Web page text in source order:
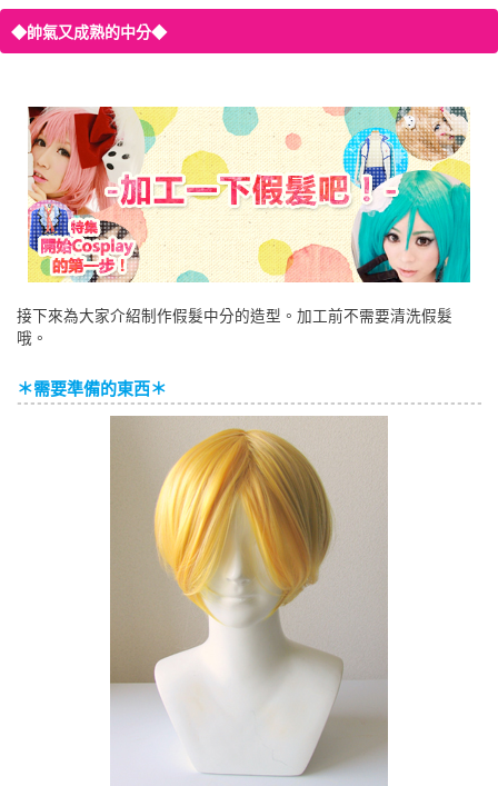
한국어
簡体中文
繁體中文
English
ภาษาไทย
tiéng Viêt
Bahasa Indonesia
◆帥氣又成熟的中分◆
接下來為大家介紹制作假髮中分的造型。加工前不需要清洗假髮
哦。
＊需要準備的東西＊